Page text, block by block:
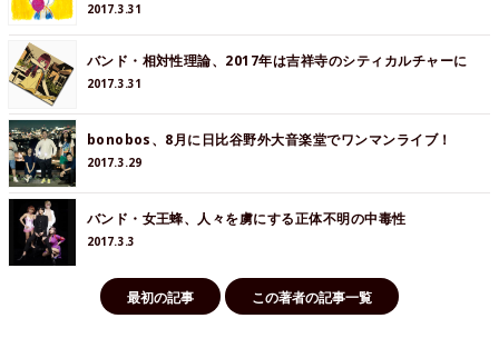
2017.3.31
バンド・相対性理論、2017年は吉祥寺のシティカルチャーに
2017.3.31
bonobos、8月に日比谷野外大音楽堂でワンマンライブ！
2017.3.29
バンド・女王蜂、人々を虜にする正体不明の中毒性
2017.3.3
最初の記事 この著者の記事一覧